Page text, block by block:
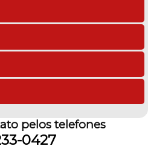
pelos telefones
0427